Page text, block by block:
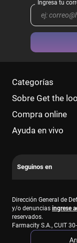
Categorías
Sobre Get the
Compra online
Ayuda en vivo
Dirección General de
y/o denuncias ingrese
reservados.
Farmacity S.A., CUIT